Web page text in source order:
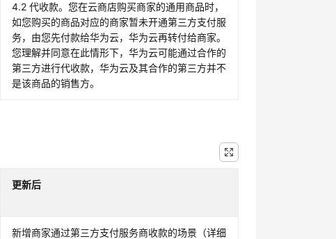
4.2 代收款。您在云商店购买商家的通用商品时，
如您购买的商品对应的商家暂未开通第三方支付服
务，由您先付款给华为云，华为云再转付给商家。
您理解并同意在此情形下，华为云可能通过合作的
第三方进行代收款，华为云及其合作的第三方并不
是该商品的销售方。
更新后
新增商家通过第三方支付服务商收款的场景（详细